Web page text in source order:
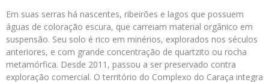
Em suas serras há nascentes, ribeirões e lagos que possuem
águas de coloração escura, que carreiam material orgânico em
suspensão. Seu solo é rico em minérios, explorados nos séculos
anteriores, e com grande concentração de quartzito ou rocha
metamórfica. Desde 2011, passou a ser preservado contra
exploração comercial. O território do Complexo do Caraça integra